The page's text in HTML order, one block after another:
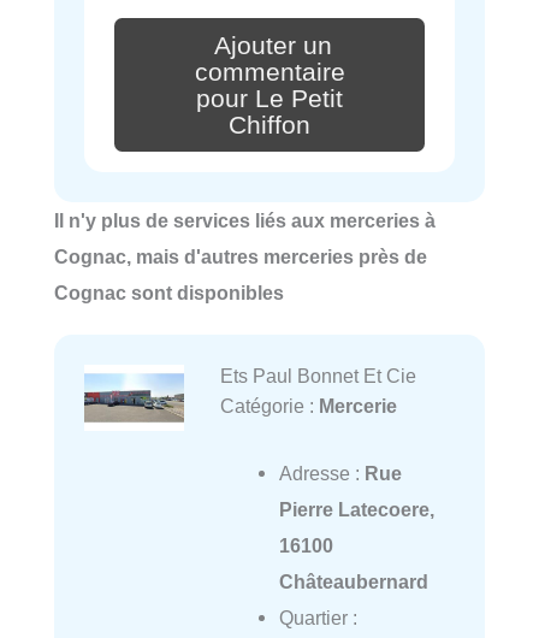
Ajouter un
commentaire
pour Le Petit
Chiffon
Il n'y plus de services liés aux merceries à
Cognac, mais d'autres merceries près de
Cognac sont disponibles
Ets Paul Bonnet Et Cie
Catégorie : Mercerie
Adresse : Rue
Pierre Latecoere,
16100
Châteaubernard
Quartier :